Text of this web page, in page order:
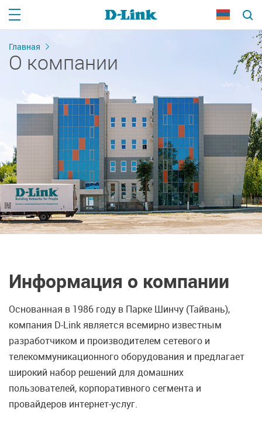
Главная
О компании
Информация о компании
Основанная в 1986 году в Парке Шинчу (Тайвань),
компания D-Link является всемирно известным
разработчиком и производителем сетевого и
телекоммуникационного оборудования и предлагает
широкий набор решений для домашних
пользователей, корпоративного сегмента и
провайдеров интернет-услуг.